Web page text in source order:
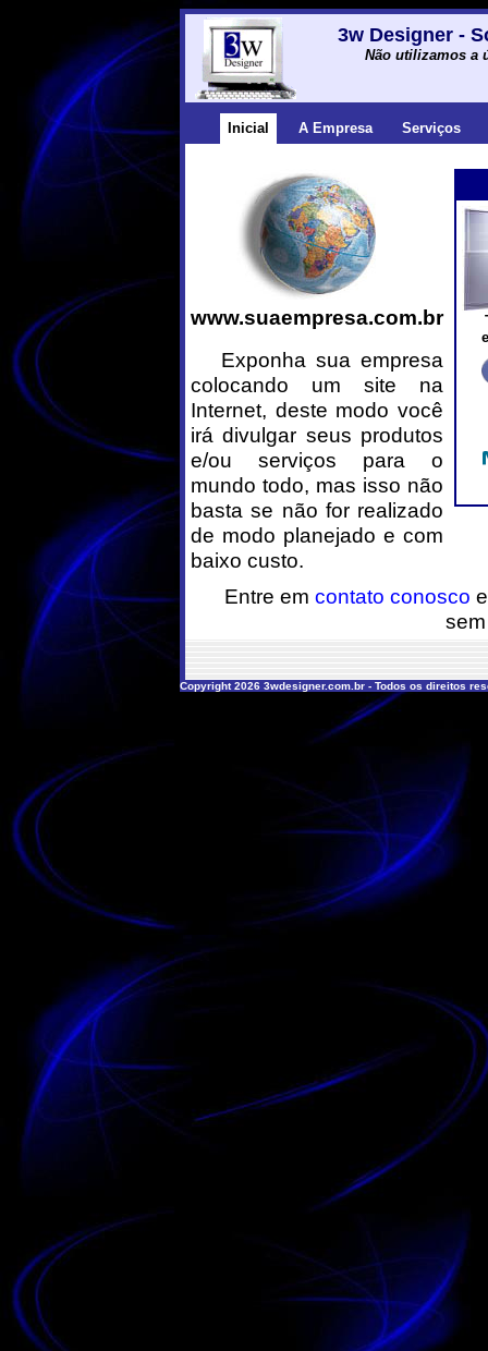
3w Designer -
Não utilizamos a
Inicial A Empresa Serviços
www.suaempresa.com.br
Exponha sua empresa
colocando um site na
Internet, deste modo você
irá divulgar seus produtos
e/ou serviços para o
mundo todo, mas isso não
basta se não for realizado
de modo planejado e com
baixo custo.
Entre em contato conosco
Copyright 2026 3wdesigner.com.br - Todos os direitos